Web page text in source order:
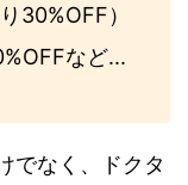
30%OFF）
など...
でなく、ドクタ